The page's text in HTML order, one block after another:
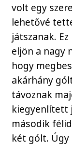
volt egy
lehetővé
játszanak.
eljön a nagy
hogy
akárhány
távoznak
kiegyenlített
második
két gólt. Úgy